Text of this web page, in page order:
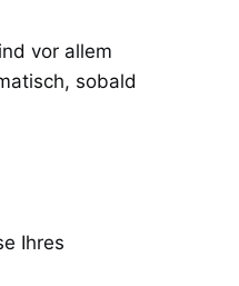
vor allem
sobald
Ihres